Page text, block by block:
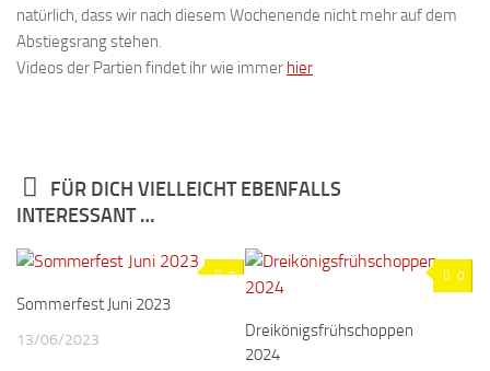
natürlich, dass wir nach diesem Wochenende nicht mehr auf dem
Abstiegsrang stehen.
Videos der Partien findet ihr wie immer hier
FÜR DICH VIELLEICHT EBENFALLS
INTERESSANT …
0
Sommerfest Juni 2023
13/06/2023
0
Dreikönigsfrühschoppen
2024